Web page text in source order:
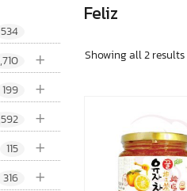
534
+
+
199
+
+
115
+
316
Feliz
Showing all 2 results